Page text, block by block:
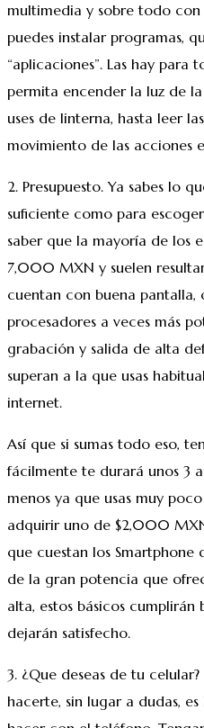
multimedia y sobre todo
puedes instalar programas,
“aplicaciones”. Las hay para
permita encender la luz de
uses de linterna, hasta leer
movimiento de las acciones
2. Presupuesto. Ya sabes lo
suficiente como para
saber que la mayoría de los
7,000 MXN y suelen
cuentan con buena pantalla,
procesadores a veces más
grabación y salida de alta
superan a la que usas
internet.
Así que si sumas todo eso,
fácilmente te durará unos 3
menos ya que usas muy
adquirir uno de $2,000
que cuestan los Smartphone
de la gran potencia que
alta, estos básicos cumplirán
dejarán satisfecho.
3. ¿Que deseas de tu
hacerte, sin lugar a dudas,